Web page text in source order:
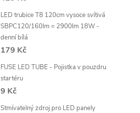
LED trubice T8 120cm vysoce svítivá
SBPC120/160lm = 2900lm 18W -
denní bílá
179 Kč
FUSE LED TUBE - Pojistka v pouzdru
startéru
9 Kč
Stmívatelný zdroj pro LED panely